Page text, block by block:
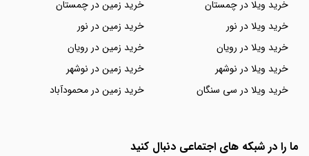
خرید ویلا در چمستان
خرید ویلا در نور
خرید ویلا در رویان
خرید ویلا در نوشهر
خرید ویلا در سی سنگان
خرید زمین در چمستان
خرید زمین در نور
خرید زمین در رویان
خرید زمین در نوشهر
خرید زمین در محمودآباد
ما را در شبکه های اجتماعی دنبال کنید